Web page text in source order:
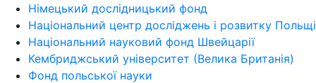
Німецький дослідницький фонд
Національний центр досліджень і розвитку Польщі
Національний науковий фонд Швейцарії
Кембриджський університет (Велика Британія)
Фонд польської науки